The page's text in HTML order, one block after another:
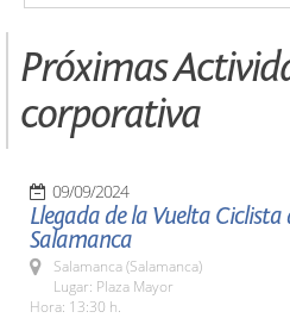
Próximas
corporativa
09/09/2024
Llegada de la Vuelta Ciclista
Salamanca
Salamanca (Salamanca)
Lugar: Plaza Mayor
Hora: 13:30 h.